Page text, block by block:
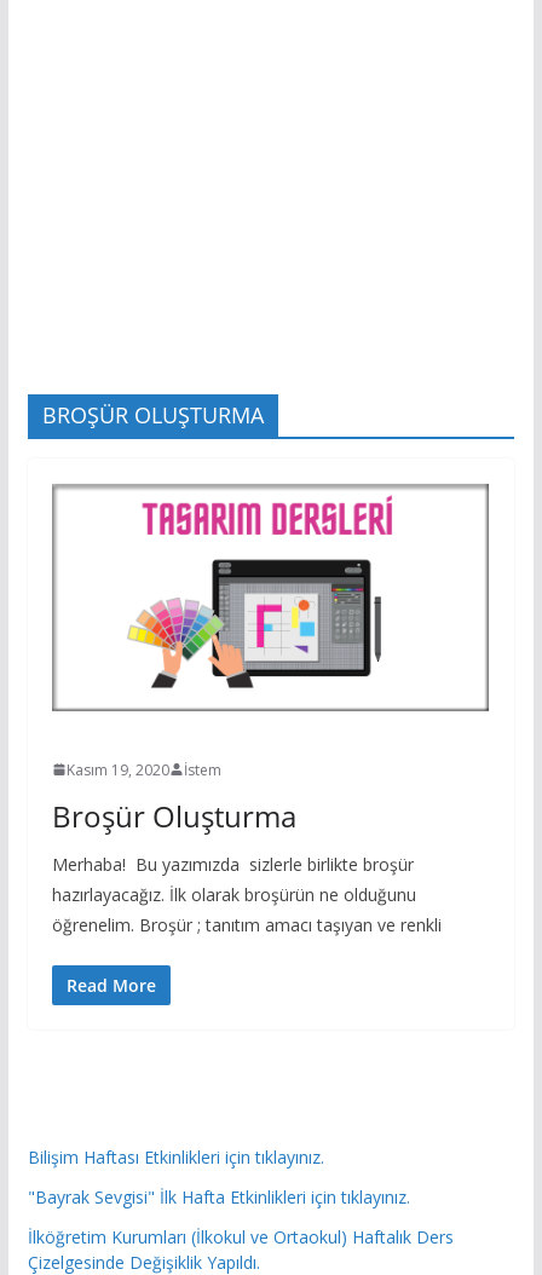
BROŞÜR OLUŞTURMA
Kasım 19, 2020 İstem
Broşür Oluşturma
Merhaba! Bu yazımızda sizlerle birlikte broşür
hazırlayacağız. İlk olarak broşürün ne olduğunu
öğrenelim. Broşür ; tanıtım amacı taşıyan ve renkli
Read More
Bilişim Haftası Etkinlikleri için tıklayınız.
"Bayrak Sevgisi" İlk Hafta Etkinlikleri için tıklayınız.
İlköğretim Kurumları (İlkokul ve Ortaokul) Haftalık Ders
Çizelgesinde Değişiklik Yapıldı.